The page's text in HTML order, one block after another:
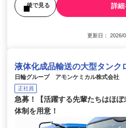
後で見る 詳細
更新日：
液体化成品輸送の大型タンク
日輪グループ アモンケミカル株式会社
正社員
急募！【活躍する先輩たちはほ
体制を用意！